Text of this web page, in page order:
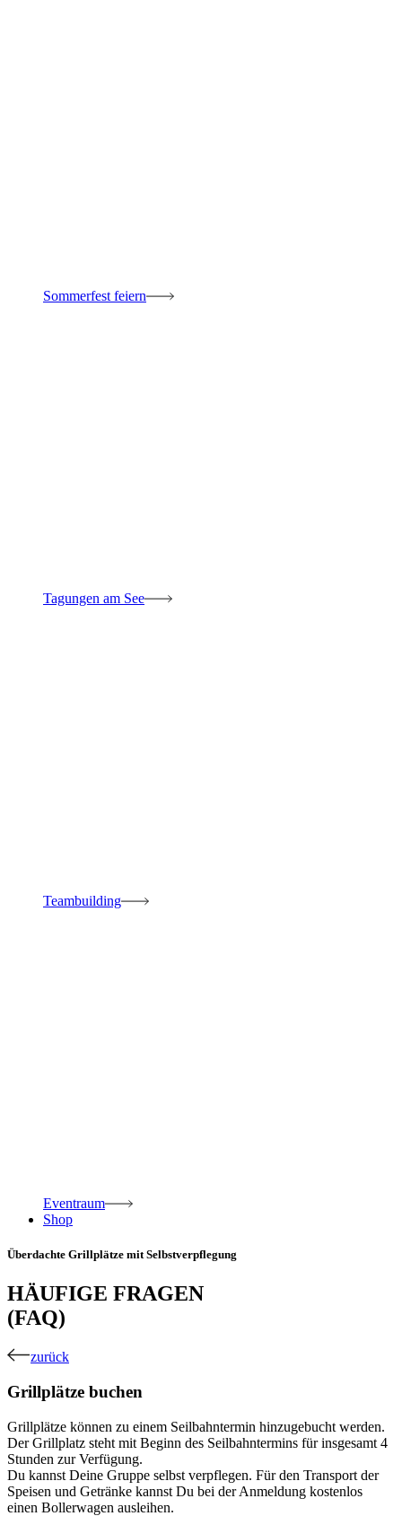
Sommerfest feiern
Tagungen am See
Teambuilding
Eventraum
Shop
Überdachte Grillplätze mit Selbstverpflegung
HÄUFIGE FRAGEN
(FAQ)
zurück
Grillplätze buchen
Grillplätze können zu einem Seilbahntermin hinzugebucht werden.
Der Grillplatz steht mit Beginn des Seilbahntermins für insgesamt 4
Stunden zur Verfügung.
Du kannst Deine Gruppe selbst verpflegen. Für den Transport der
Speisen und Getränke kannst Du bei der Anmeldung kostenlos
einen Bollerwagen ausleihen.